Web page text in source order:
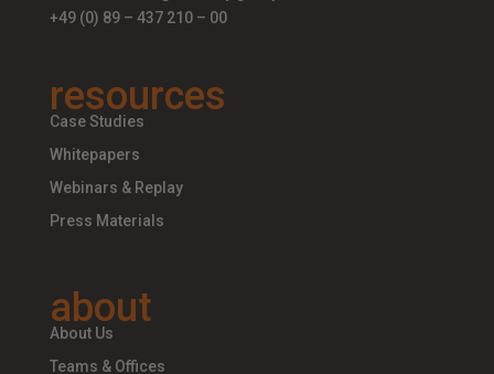
+49 (0) 89 – 437 210 – 00
resources
Case Studies
Whitepapers
Webinars & Replay
Press Materials
about
About Us
Teams & Offices